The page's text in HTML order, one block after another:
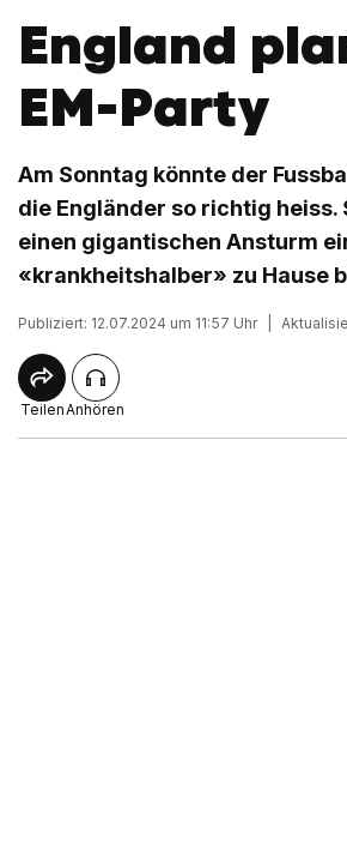
England
EM-Party
Am Sonntag könnte der
die Engländer so richtig
einen gigantischen Ansturm
«krankheitshalber» zu Hause
Publiziert: 12.07.2024 um 11:57 Uhr
TeilenAnhören